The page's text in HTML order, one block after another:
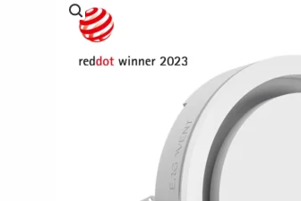
Pretvēja plēves
Hidroizolācijas plēves
Celtniecības aizsargplēves
Iepakojuma plēves 120mik
Termorukuma plēves
Polietilēna pamatu plēves